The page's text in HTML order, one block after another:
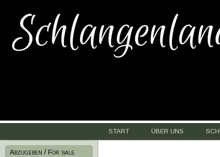
START ÜBER UNS
Abzugeben / For sale